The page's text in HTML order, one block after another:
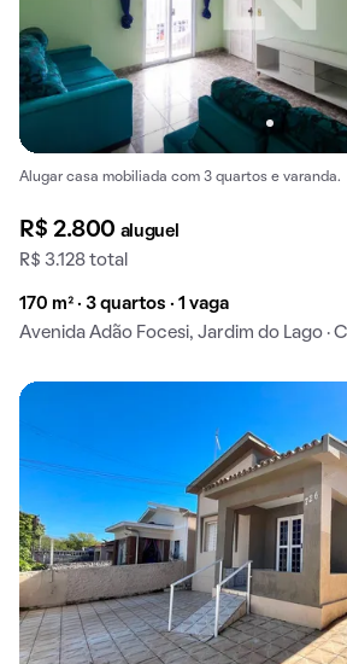
Alugar casa mobiliada com 3 quartos e varanda.
R$ 2.800 aluguel
R$ 3.128 total
170 m² · 3 quartos · 1 vaga
Avenida Adão Focesi, Jardim do Lago ·